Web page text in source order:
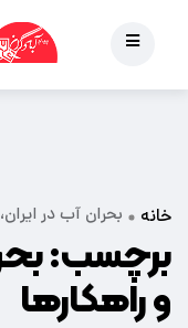
خانه بحران آب در
برچسب:
و راهکارها